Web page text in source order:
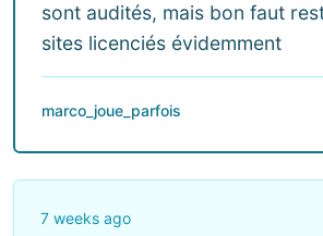
sont audités, mais bon faut
sites licenciés évidemment
marco_joue_parfois
7 weeks ago